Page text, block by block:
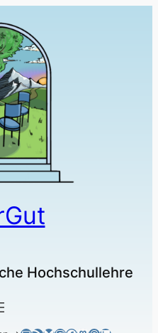
Hochschullehre